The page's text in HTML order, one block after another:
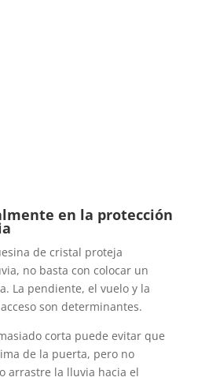
en la protección
de cristal proteja
no basta con colocar un
La pendiente, el vuelo y la
son determinantes.
corta puede evitar que
de la puerta, pero no
arrastre la lluvia hacia el